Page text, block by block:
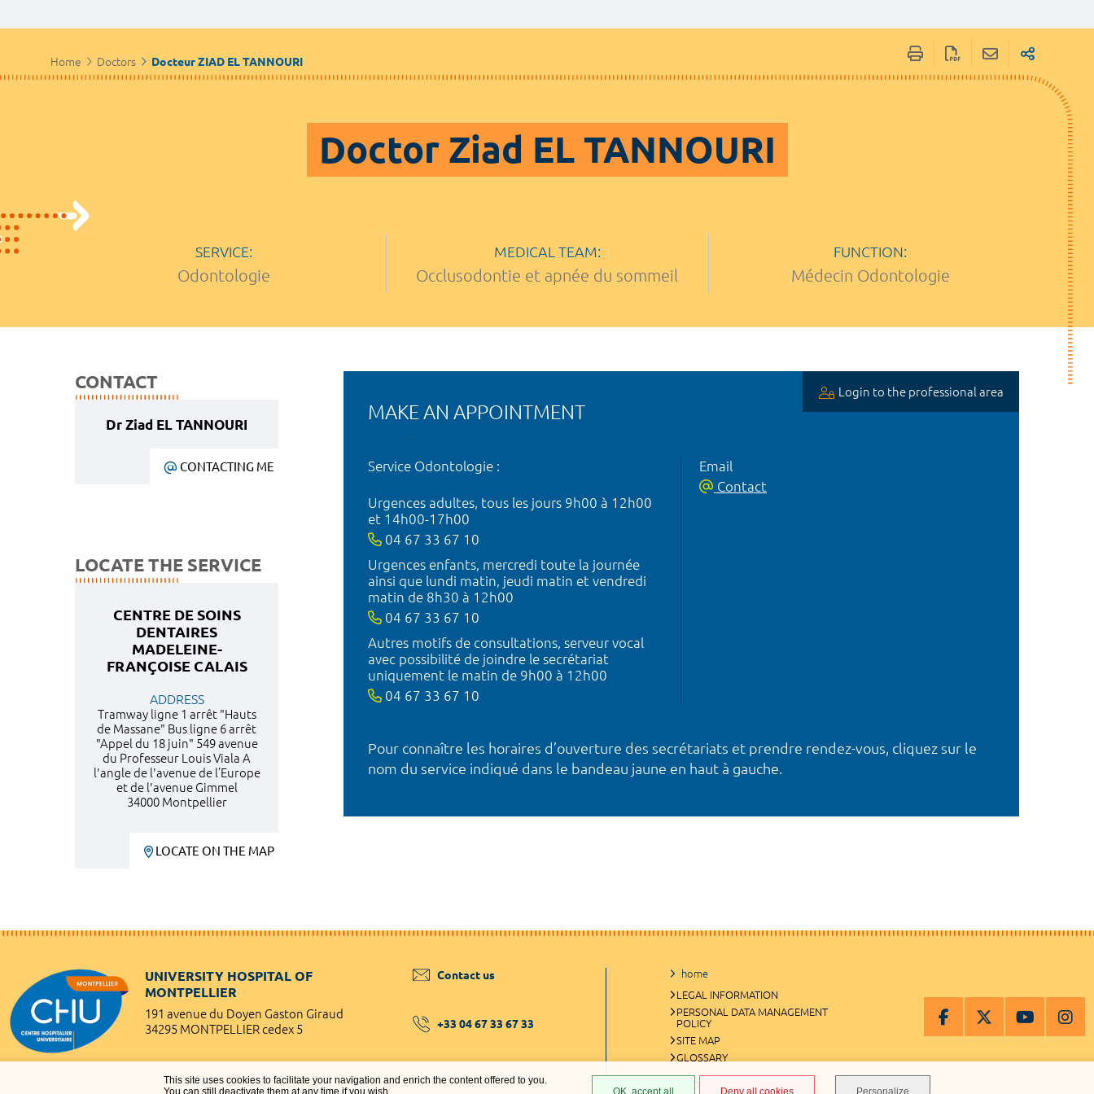
This site uses cookies to facilitate your navigation and enrich the content offered to you.
You can still deactivate them at any time if you wish.
OK, accept all Deny all cookies Personalize
Home Doctors Docteur ZIAD EL TANNOURI
Doctor Ziad EL TANNOURI
SERVICE:
Odontologie
MEDICAL TEAM:
Occlusodontie et apnée du sommeil
FUNCTION:
Médecin Odontologie
CONTACT
Dr Ziad EL TANNOURI
CONTACTING ME
LOCATE THE SERVICE
CENTRE DE SOINS
DENTAIRES
MADELEINE-
FRANÇOISE CALAIS
ADDRESS
Tramway ligne 1 arrêt "Hauts
de Massane" Bus ligne 6 arrêt
"Appel du 18 juin" 549 avenue
du Professeur Louis Viala A
l'angle de l'avenue de l’Europe
et de l'avenue Gimmel
34000 Montpellier
LOCATE ON THE MAP
MAKE AN APPOINTMENT
Login to the professional area
Service Odontologie :
Urgences adultes, tous les jours 9h00 à 12h00
et 14h00-17h00
04 67 33 67 10
Urgences enfants, mercredi toute la journée
ainsi que lundi matin, jeudi matin et vendredi
matin de 8h30 à 12h00
04 67 33 67 10
Autres motifs de consultations, serveur vocal
avec possibilité de joindre le secrétariat
uniquement le matin de 9h00 à 12h00
04 67 33 67 10
Email
Contact
Pour connaître les horaires d’ouverture des secrétariats et prendre rendez-vous, cliquez sur le
nom du service indiqué dans le bandeau jaune en haut à gauche.
UNIVERSITY HOSPITAL OF
MONTPELLIER
191 avenue du Doyen Gaston Giraud
34295 MONTPELLIER cedex 5
Contact us
+33 04 67 33 67 33
home
LEGAL INFORMATION
PERSONAL DATA MANAGEMENT
POLICY
SITE MAP
GLOSSARY
COOKIES MANAGEMENT